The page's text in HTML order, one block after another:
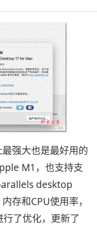
强大也是最好用的
M1，也支持支
desktop
存和CPU使用率，
了优化，更新了